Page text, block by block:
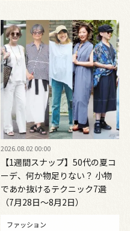
2026.08.02 00:00
【1週間スナップ】50代の夏コ
ーデ、何か物足りない？ 小物
であか抜けるテクニック7選
（7月28日～8月2日）
ファッション